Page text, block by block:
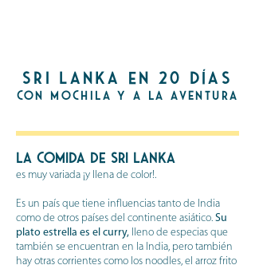
sri lanka en 20 días
con mochila y a la aventura
La comida de Sri Lanka
es muy variada ¡y llena de color!.
Es un país que tiene influencias tanto de India
como de otros países del continente asiático. Su
plato estrella es el curry, lleno de especias que
también se encuentran en la India, pero también
hay otras corrientes como los noodles, el arroz frito